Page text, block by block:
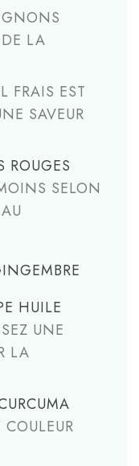
LA
FRAIS EST
SAVEUR
ROUGES
SELON
HUILE
UNE
LA